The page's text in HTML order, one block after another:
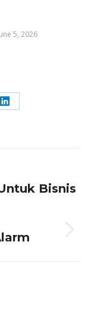
5, 2026
Share
LinkedIn
Bisnis